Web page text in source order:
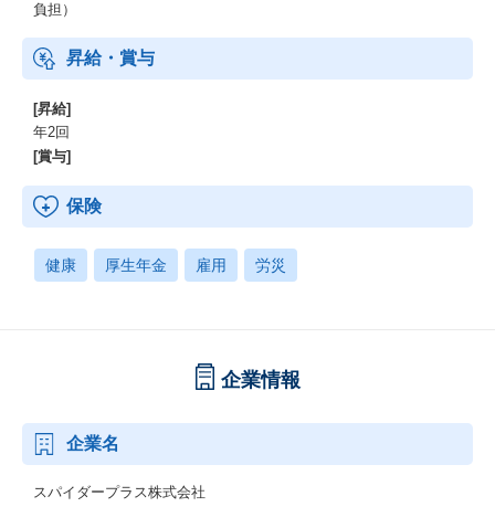
負担）
昇給・賞与
[昇給]
年2回
[賞与]
保険
健康 厚生年金 雇用 労災
企業情報
企業名
スパイダープラス株式会社